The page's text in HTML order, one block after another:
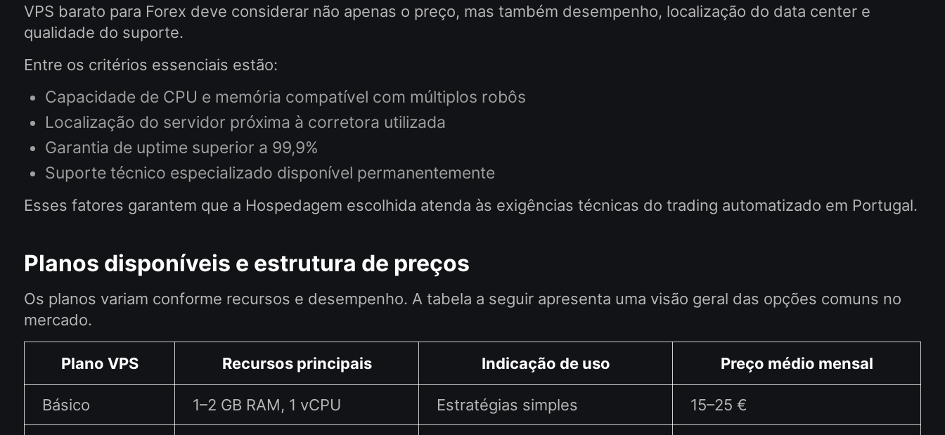
VPS barato para Forex deve considerar não apenas o preço, mas também desempenho, localização do data center e
qualidade do suporte.
Entre os critérios essenciais estão:
Capacidade de CPU e memória compatível com múltiplos robôs
Localização do servidor próxima à corretora utilizada
Garantia de uptime superior a 99,9%
Suporte técnico especializado disponível permanentemente
Esses fatores garantem que a Hospedagem escolhida atenda às exigências técnicas do trading automatizado em Portugal.
Planos disponíveis e estrutura de preços
Os planos variam conforme recursos e desempenho. A tabela a seguir apresenta uma visão geral das opções comuns no
mercado.
Plano VPS Recursos principais Indicação de uso Preço médio mensal
Básico 1–2 GB RAM, 1 vCPU Estratégias simples 15–25 €